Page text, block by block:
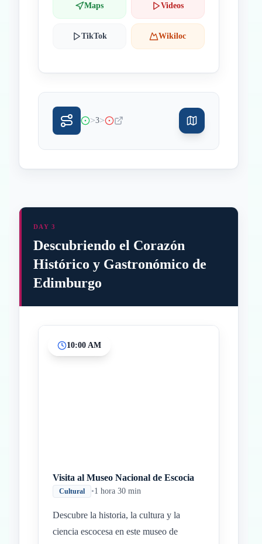
Maps Videos
TikTok Wikiloc
>3>
DAY 3
Descubriendo el Corazón
Histórico y Gastronómico de
Edimburgo
10:00 AM
Visita al Museo Nacional de Escocia
Cultural •1 hora 30 min
Descubre la historia, la cultura y la
ciencia escocesa en este museo de